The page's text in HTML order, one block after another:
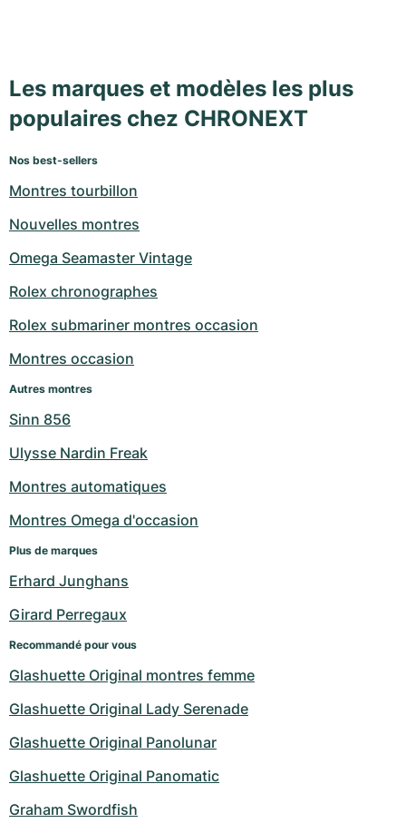
Les marques et modèles les plus
populaires chez CHRONEXT
Nos best-sellers
Montres tourbillon
Nouvelles montres
Omega Seamaster Vintage
Rolex chronographes
Rolex submariner montres occasion
Montres occasion
Autres montres
Sinn 856
Ulysse Nardin Freak
Montres automatiques
Montres Omega d'occasion
Plus de marques
Erhard Junghans
Girard Perregaux
Recommandé pour vous
Glashuette Original montres femme
Glashuette Original Lady Serenade
Glashuette Original Panolunar
Glashuette Original Panomatic
Graham Swordfish